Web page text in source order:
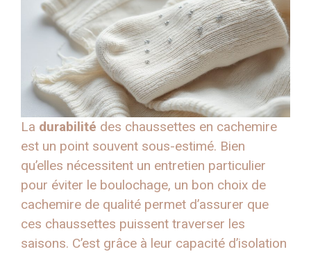
La durabilité des chaussettes en cachemire
est un point souvent sous-estimé. Bien
qu’elles nécessitent un entretien particulier
pour éviter le boulochage, un bon choix de
cachemire de qualité permet d’assurer que
ces chaussettes puissent traverser les
saisons. C’est grâce à leur capacité d’isolation